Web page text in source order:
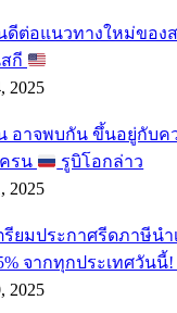
ดีต่อแนวทางใหม่ของ
กี
2025
อาจพบกัน ขึ้นอยู่กับค
รน
รูบิโอกล่าว
2025
รียมประกาศรีดภาษีนำ
จากทุกประเทศวันนี้!
2025